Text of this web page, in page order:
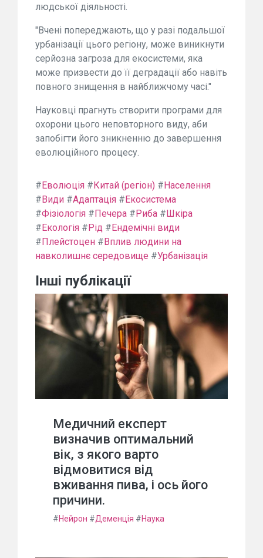
людської діяльності.
"Вчені попереджають, що у разі подальшої
урбанізації цього регіону, може виникнути
серйозна загроза для екосистеми, яка
може призвести до її деградації або навіть
повного знищення в найближчому часі."
Науковці прагнуть створити програми для
охорони цього неповторного виду, аби
запобігти його зникненню до завершення
еволюційного процесу.
# Еволюція # Китай (регіон) # Населення
# Види #Адаптація # Екосистема
#Фізіологія # Печера # Риба # Шкіра
# Екологія # Рід # Ендемічні види
# Плейстоцен # Вплив людини на
навколишнє середовище #Урбанізація
Інші публікації
Медичний експерт
визначив оптимальний
вік, з якого варто
відмовитися від
вживання пива, і ось його
причини.
#Нейрон #Деменція #Наука